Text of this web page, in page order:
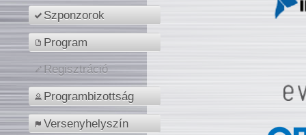
Szponzorok
Program
Regisztráció
Programbizottság
Versenyhelyszín